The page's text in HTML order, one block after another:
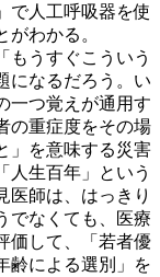
で人工呼吸器を使
わかる。
うすぐこういう
になるだろう。い
一つ覚えが通用す
の重症度をその場
」を意味する災害
人生百年」という
医師は、はっきり
でなくても、医療
価して、「若者優
齢による選別」を